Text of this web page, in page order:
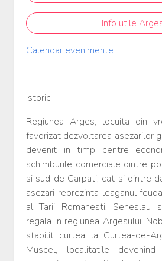
Info utile
Calendar evenimente
Istoric
Regiunea Arges, locuita din
favorizat dezvoltarea asezarilor
devenit in timp centre
schimburile comerciale dintre
si sud de Carpati, cat si dintre
asezari reprezinta leaganul
al Tarii Romanesti, Seneslau
regala in regiunea Argesului.
stabilit curtea la Curtea-de-
Muscel, localitatile